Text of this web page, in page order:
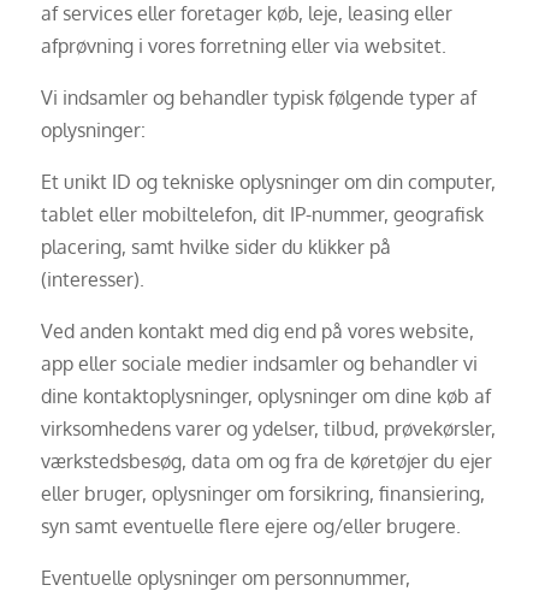
af services eller foretager køb, leje, leasing eller
afprøvning i vores forretning eller via websitet.
Vi indsamler og behandler typisk følgende typer af
oplysninger:
Et unikt ID og tekniske oplysninger om din computer,
tablet eller mobiltelefon, dit IP-nummer, geografisk
placering, samt hvilke sider du klikker på
(interesser).
Ved anden kontakt med dig end på vores website,
app eller sociale medier indsamler og behandler vi
dine kontaktoplysninger, oplysninger om dine køb af
virksomhedens varer og ydelser, tilbud, prøvekørsler,
værkstedsbesøg, data om og fra de køretøjer du ejer
eller bruger, oplysninger om forsikring, finansiering,
syn samt eventuelle flere ejere og/eller brugere.
Eventuelle oplysninger om personnummer,